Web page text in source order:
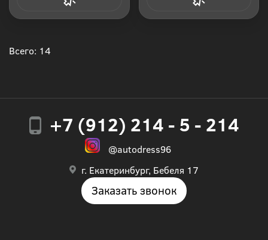
Всего: 14
+7 (912) 214 - 5 - 214
@autodress96
г. Екатеринбург, Бебеля 17
Заказать звонок